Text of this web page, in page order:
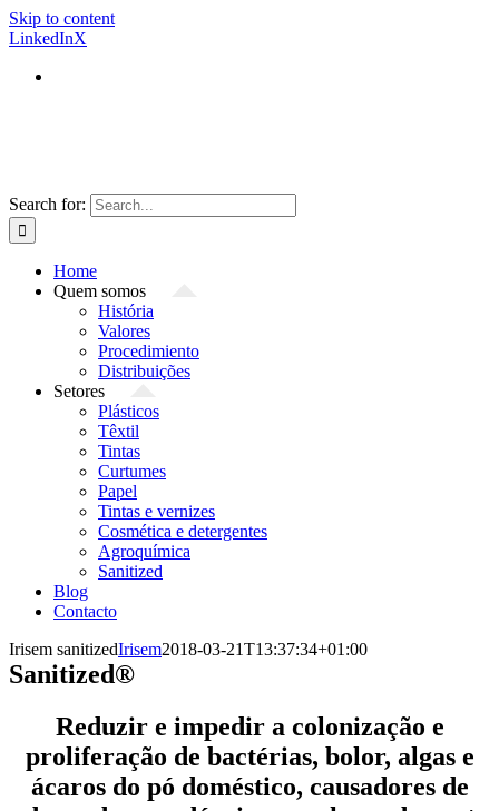
Skip to content
LinkedInX
Search for:
Home
Quem somos
História
Valores
Procedimiento
Distribuições
Setores
Plásticos
Têxtil
Tintas
Curtumes
Papel
Tintas e vernizes
Cosmética e detergentes
Agroquímica
Sanitized
Blog
Contacto
Irisem sanitizedIrisem2018-03-21T13:37:34+01:00
Sanitized®
Reduzir e impedir a colonização e
proliferação de bactérias, bolor, algas e
ácaros do pó doméstico, causadores de